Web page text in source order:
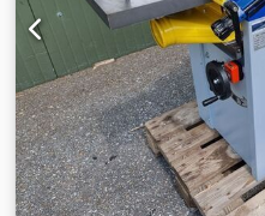
mm) Dkodjy Nmv Djpfx
машината